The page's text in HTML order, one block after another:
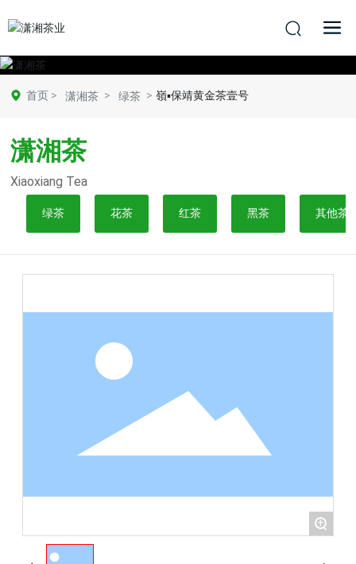
首页 潇湘茶 绿茶 嶺▪保靖黄金茶壹号
潇湘茶
Xiaoxiang Tea
绿茶 花茶 红茶 黑茶 其他茶
+